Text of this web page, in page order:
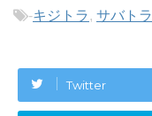
-キジトラ, サバトラ
Twitter